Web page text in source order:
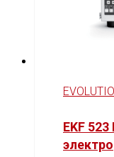
EKF
электро